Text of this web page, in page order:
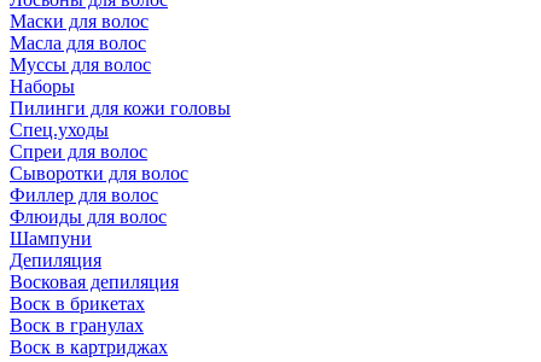
Маски для волос
Масла для волос
Муссы для волос
Наборы
Пилинги для кожи головы
Спец.уходы
Спреи для волос
Сыворотки для волос
Филлер для волос
Флюиды для волос
Шампуни
Депиляция
Восковая депиляция
Воск в брикетах
Воск в гранулах
Воск в картриджах